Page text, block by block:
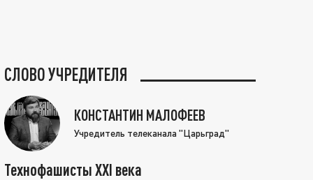
СЛОВО УЧРЕДИТЕЛЯ
КОНСТАНТИН МАЛОФЕЕВ
Учредитель телеканала "Царьград"
Технофашисты XXI века